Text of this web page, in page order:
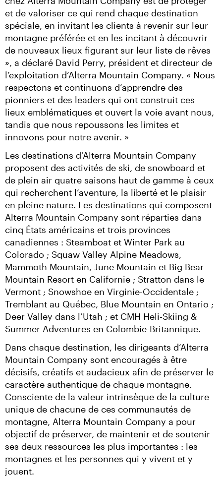
et de valoriser ce qui rend chaque destination
spéciale, en invitant les clients à revenir sur leur
montagne préférée et en les incitant à découvrir
de nouveaux lieux figurant sur leur liste de rêves
», a déclaré David Perry, président et directeur de
l’exploitation d’Alterra Mountain Company. « Nous
respectons et continuons d’apprendre des
pionniers et des leaders qui ont construit ces
lieux emblématiques et ouvert la voie avant nous,
tandis que nous repoussons les limites et
innovons pour notre avenir. »
Les destinations d’Alterra Mountain Company
proposent des activités de ski, de snowboard et
de plein air quatre saisons haut de gamme à ceux
qui recherchent l’aventure, la liberté et le plaisir
en pleine nature. Les destinations qui composent
Alterra Mountain Company sont réparties dans
cinq États américains et trois provinces
canadiennes : Steamboat et Winter Park au
Colorado ; Squaw Valley Alpine Meadows,
Mammoth Mountain, June Mountain et Big Bear
Mountain Resort en Californie ; Stratton dans le
Vermont ; Snowshoe en Virginie-Occidentale ;
Tremblant au Québec, Blue Mountain en Ontario ;
Deer Valley dans l’Utah ; et CMH Heli-Skiing &
Summer Adventures en Colombie-Britannique.
Dans chaque destination, les dirigeants d’Alterra
Mountain Company sont encouragés à être
décisifs, créatifs et audacieux afin de préserver le
caractère authentique de chaque montagne.
Consciente de la valeur intrinsèque de la culture
unique de chacune de ces communautés de
montagne, Alterra Mountain Company a pour
objectif de préserver, de maintenir et de soutenir
ses deux ressources les plus importantes : les
montagnes et les personnes qui y vivent et y
jouent.